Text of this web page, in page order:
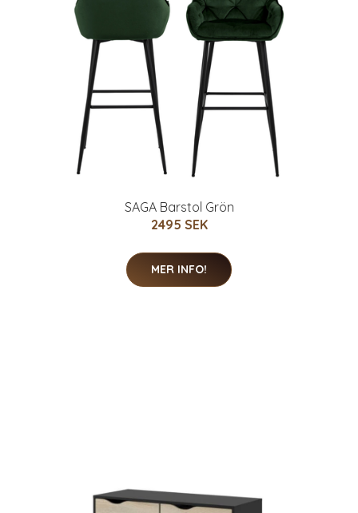
SAGA Barstol Grön
2495 SEK
MER INFO!